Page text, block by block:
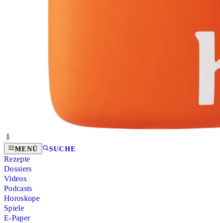
MENÜ SUCHE
Rezepte
Dossiers
Videos
Podcasts
Horoskope
Spiele
E-Paper